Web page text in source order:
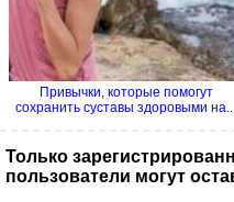
Привычки, которые помогут
сохранить суставы здоровыми
Только
пользователи могут